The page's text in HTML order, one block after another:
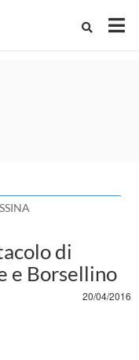
di
e Borsellino
20/04/2016